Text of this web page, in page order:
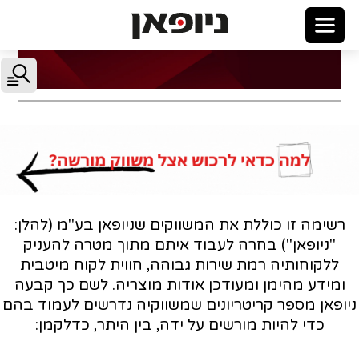
רשימה זו כוללת את המשווקים שניופאן בע"מ (להלן:
"ניופאן") בחרה לעבוד איתם מתוך מטרה להעניק
ללקוחותיה רמת שירות גבוהה, חווית לקוח מיטבית
ומידע מהימן ומעודכן אודות מוצריה. לשם כך קבעה
מספר קריטריונים שמשווקיה נדרשים לעמוד בהם
כדי להיות מורשים על ידה, בין היתר, כדלקמן: